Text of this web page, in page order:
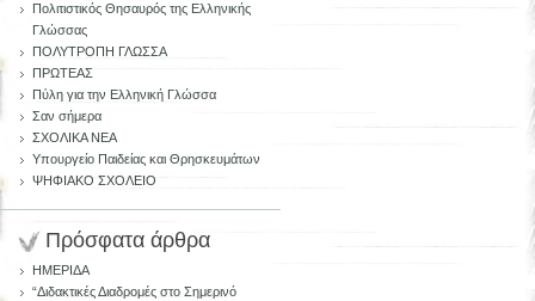
Πολιτιστικός Θησαυρός της Ελληνικής
Γλώσσας
ΠΟΛΥΤΡΟΠΗ ΓΛΩΣΣΑ
ΠΡΩΤΕΑΣ
Πύλη για την Ελληνική Γλώσσα
Σαν σήμερα
ΣΧΟΛΙΚΑ ΝΕΑ
Υπουργείο Παιδείας και Θρησκευμάτων
ΨΗΦΙΑΚΟ ΣΧΟΛΕΙΟ
Πρόσφατα άρθρα
ΗΜΕΡΙΔΑ
“Διδακτικές Διαδρομές στο Σημερινό